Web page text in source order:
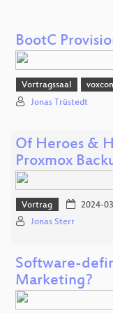
BootC
Vortragssaal
Jonas Trüstedt
Of Heroes &
Proxmox
Vortrag 2024-
Jonas Sterr
Software-
Marketing?